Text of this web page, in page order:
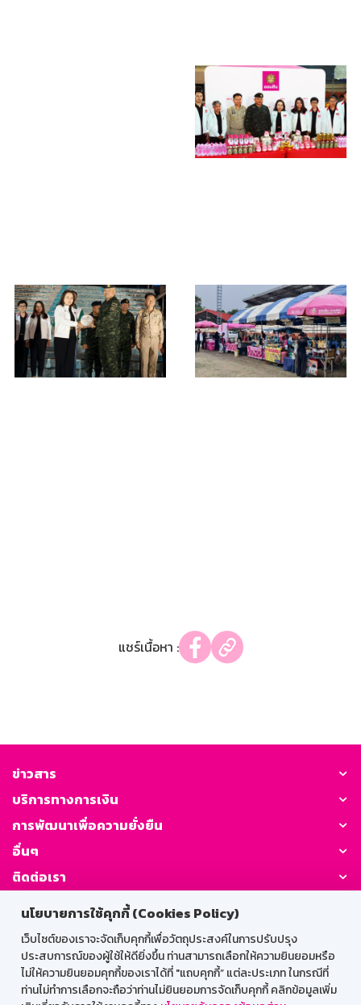
นโยบายการใช้คุกกี้ (Cookies Policy)
เว็บไซต์ของเราจะจัดเก็บคุกกี้เพื่อวัตถุประสงค์ในการปรับปรุง
ประสบการณ์ของผู้ใช้ให้ดียิ่งขึ้น ท่านสามารถเลือกให้ความยินยอมหรือ
ไม่ให้ความยินยอมคุกกี้ของเราได้ที่ "แถบคุกกี้” แต่ละประเภท ในกรณีที่
ท่านไม่ทำการเลือกจะถือว่าท่านไม่ยินยอมการจัดเก็บคุกกี้ คลิกข้อมูลเพิ่ม
แชร์เนื้อหา :
ข่าวสาร
บริการทางการเงิน
การพัฒนาเพื่อความยั่งยืน
อื่นๆ
ติดต่อเรา
GSB Society:
สำหรับพนักงาน